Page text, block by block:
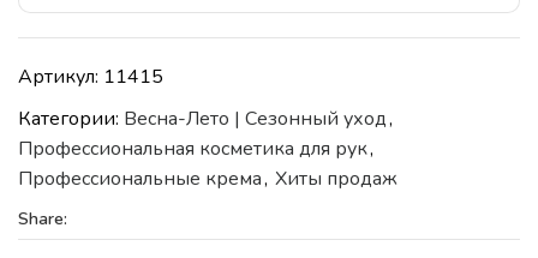
Артикул: 11415
Категории: Весна-Лето | Сезонный уход,
Профессиональная косметика для рук,
Профессиональные крема, Хиты продаж
Share: